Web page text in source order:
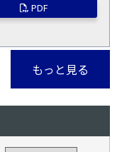
PDF
もっと見る